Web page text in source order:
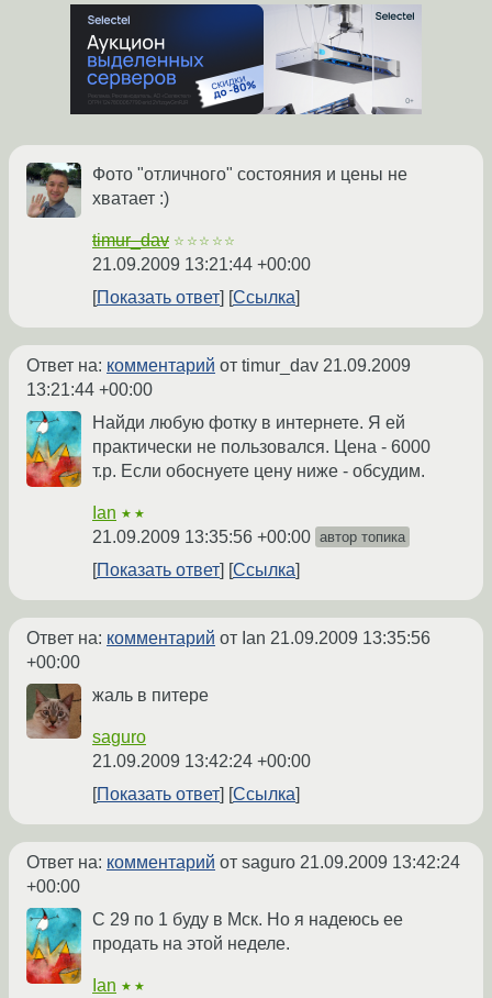
Фото "отличного" состояния и цены не
хватает :)
timur_dav ☆☆☆☆☆
21.09.2009 13:21:44 +00:00
Показать ответ
Ссылка
Ответ на: комментарий от timur_dav 21.09.2009
13:21:44 +00:00
Найди любую фотку в интернете. Я ей
практически не пользовался. Цена - 6000
т.р. Если обоснуете цену ниже - обсудим.
Ian ★★
21.09.2009 13:35:56 +00:00 автор топика
Показать ответ Ссылка
Ответ на: комментарий от Ian 21.09.2009 13:35:56
+00:00
жаль в питере
saguro
21.09.2009 13:42:24 +00:00
Показать ответ
Ссылка
Ответ на: комментарий от saguro 21.09.2009 13:42:24
+00:00
С 29 по 1 буду в Мск. Но я надеюсь ее
продать на этой неделе.
Ian ★★